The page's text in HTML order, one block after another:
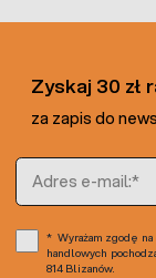
ściółkowania w
Zyskaj 30 zł
za zapis do
Adres e-mail
Wyrażam zgodę
handlowych
814 Blizanów.